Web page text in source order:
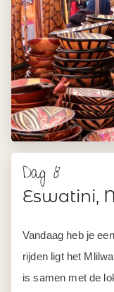
Dag 8
Eswatini,
Vandaag heb je
rijden ligt het
is samen met de